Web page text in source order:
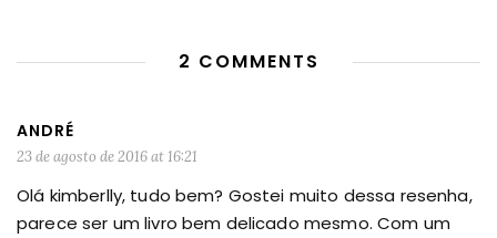
2 COMMENTS
ANDRÉ
23 de agosto de 2016 at 16:21
Olá kimberlly, tudo bem? Gostei muito dessa resenha,
parece ser um livro bem delicado mesmo. Com um